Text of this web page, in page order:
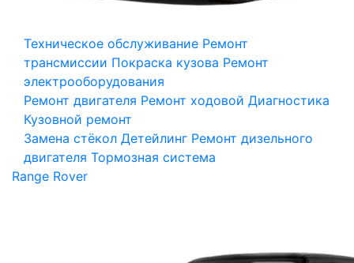
Техническое обслуживание Ремонт
трансмиссии Покраска кузова Ремонт
электрооборудования
Ремонт двигателя Ремонт ходовой Диагностика
Кузовной ремонт
Замена стёкол Детейлинг Ремонт дизельного
двигателя Тормозная система
Range Rover